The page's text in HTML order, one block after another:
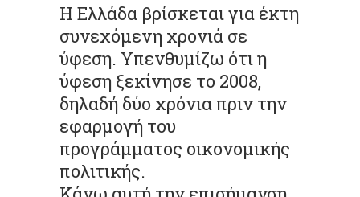
Η Ελλάδα βρίσκεται για έκτη
συνεχόμενη χρονιά σε
ύφεση. Υπενθυμίζω ότι η
ύφεση ξεκίνησε το 2008,
δηλαδή δύο χρόνια πριν την
εφαρμογή του
προγράμματος οικονομικής
πολιτικής.